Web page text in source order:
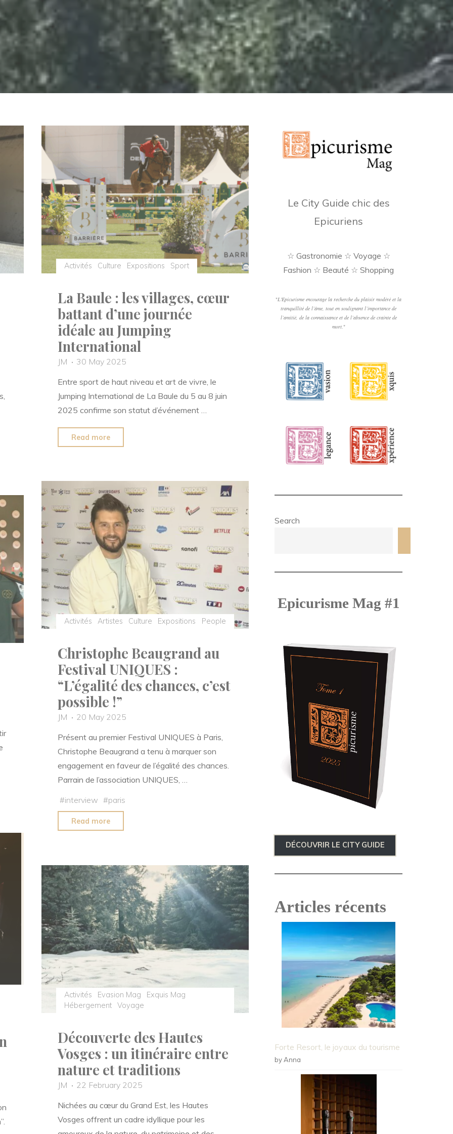
Activités Culture Expositions Sport
La Baule : les villages, cœur
battant d’une journée
idéale au Jumping
International
JM
30 May 2025
Entre sport de haut niveau et art de vivre, le
Jumping International de La Baule du 5 au 8 juin
2025 confirme son statut d’événement …
Read more
les
villages,
cœur
battant
d’une
journée
idéale
au
Jumping
International"
Activités
Artistes Culture Expositions People
Christophe Beaugrand au
Festival UNIQUES :
“L’égalité des chances, c’est
possible !”
JM
20 May 2025
Présent au premier Festival UNIQUES à Paris,
Christophe Beaugrand a tenu à marquer son
engagement en faveur de l’égalité des chances.
Parrain de l’association UNIQUES, …
#interview #paris
Read more
UNIQUES
:
“L’égalité
des
chances,
c’est
Activités Evasion Mag
Exquis Mag
Hébergement
Voyage
Découverte des Hautes
Vosges : un itinéraire entre
nature et traditions
JM
22 February 2025
Nichées au cœur du Grand Est, les Hautes
Vosges offrent un cadre idyllique pour les
Le City Guide chic des
Epicuriens
☆ Gastronomie ☆ Voyage ☆
Fashion ☆ Beauté ☆ Shopping
"L'Epicurisme encourage la recherche du plaisir modéré et la
tranquillité de l’âme, tout en soulignant l’importance de
l’amitié, de la connaissance et de l’absence de crainte de
mort. "
Search
Epicurisme Mag #1
DÉCOUVRIR LE CITY GUIDE
Articles récents
Forte Resort, le joyaux du tourisme
by Anna